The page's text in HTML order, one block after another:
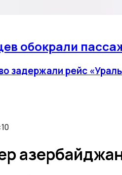
обокрали
задержали рейс